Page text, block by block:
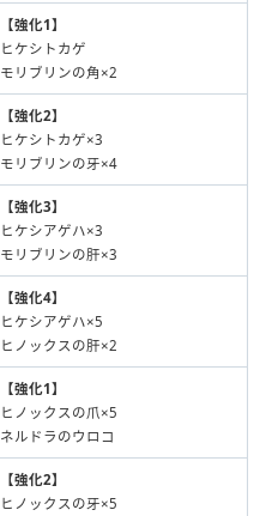
【強化1】
ヒケシトカゲ
モリブリンの角×2
【強化2】
ヒケシトカゲ×3
モリブリンの牙×4
【強化3】
ヒケシアゲハ×3
モリブリンの肝×3
【強化4】
ヒケシアゲハ×5
ヒノックスの肝×2
【強化1】
ヒノックスの爪×5
ネルドラのウロコ
【強化2】
ヒノックスの牙×5